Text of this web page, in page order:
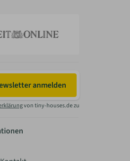
anmelden
von tiny-houses.de zu